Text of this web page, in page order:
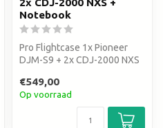
2x CDJ-2000 NXS +
Notebook
Pro Flightcase 1x Pioneer
DJM-S9 + 2x CDJ-2000 NXS
€549,00
Op voorraad